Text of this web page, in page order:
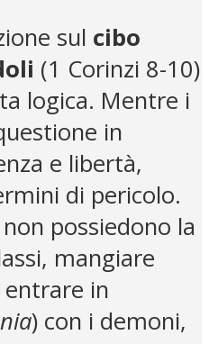
sul cibo
(1 Corinzi 8-10)
logica. Mentre i
in
e libertà,
di pericolo.
non possiedono la
mangiare
in
) con i demoni,